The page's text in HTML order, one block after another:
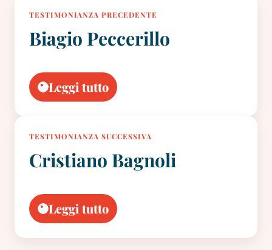
TESTIMONIANZA PRECEDENTE
Biagio Peccerillo
Leggi tutto
TESTIMONIANZA SUCCESSIVA
Cristiano Bagnoli
Leggi tutto